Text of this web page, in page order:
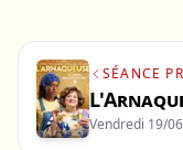
SÉANCE
Vendredi 19/06